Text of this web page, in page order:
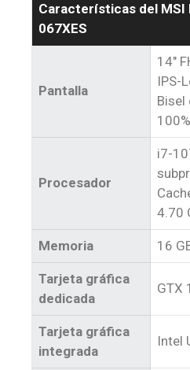
Características del MSI
067XES
Pantalla
14″
IPS-
Bisel
Procesador
i7-
4.70
Memoria 16
Tarjeta gráfica
dedicada
GTX
Tarjeta gráfica
integrada
Intel